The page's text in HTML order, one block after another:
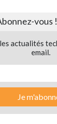
vous !
actualités
email.